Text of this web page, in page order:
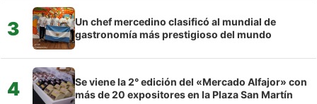
3
Un chef mercedino clasificó al mundial de
gastronomía más prestigioso del mundo
4
Se viene la 2° edición del «Mercado Alfajor» con
más de 20 expositores en la Plaza San Martín